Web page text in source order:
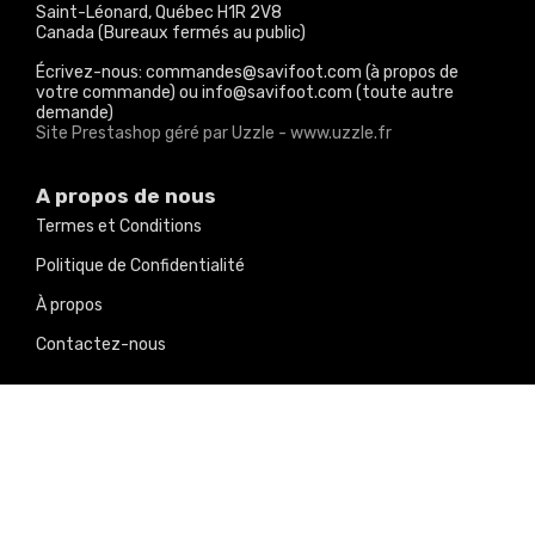
Saint-Léonard, Québec H1R 2V8
Canada (Bureaux fermés au public)
Écrivez-nous: commandes@savifoot.com (à propos de
votre commande) ou info@savifoot.com (toute autre
demande)
Site Prestashop géré par Uzzle - www.uzzle.fr
A propos de nous
Termes et Conditions
Politique de Confidentialité
À propos
Contactez-nous